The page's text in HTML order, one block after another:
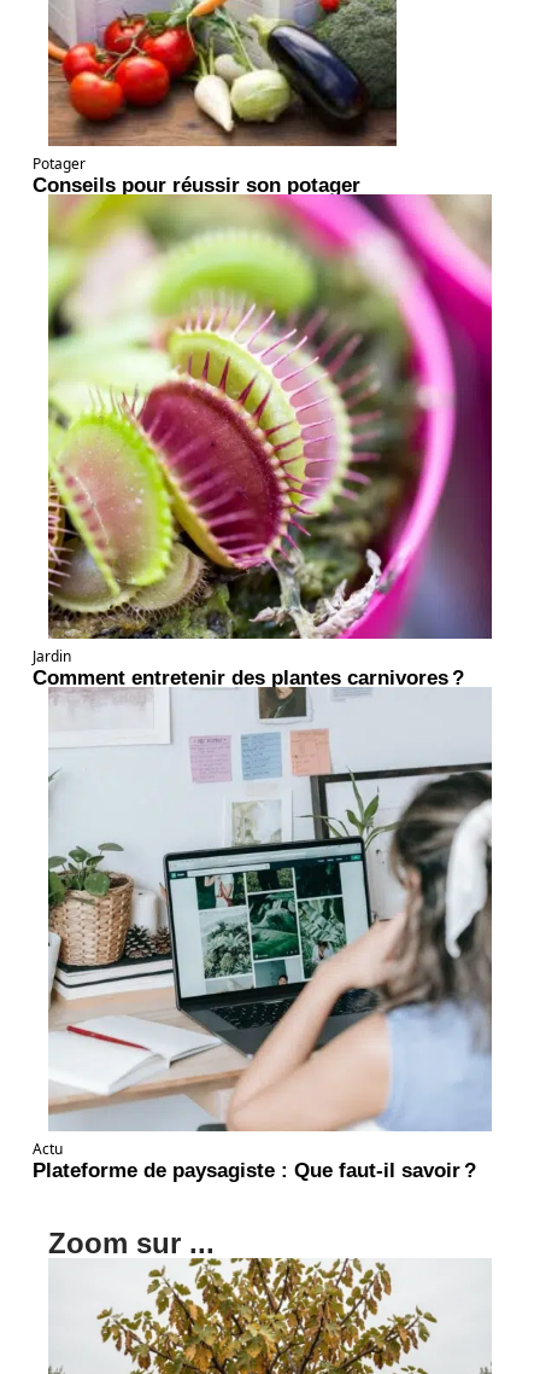
Potager
Conseils pour réussir son potager
Jardin
Comment entretenir des plantes carnivores ?
Actu
Plateforme de paysagiste : Que faut-il savoir ?
Zoom sur ...